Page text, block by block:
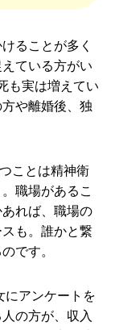
ることが多く
ている方がい
も実は増えてい
や離婚後、独
ことは精神衛
職場があるこ
れば、職場の
も。誰かと繋
です。
にアンケートを
の方が、収入